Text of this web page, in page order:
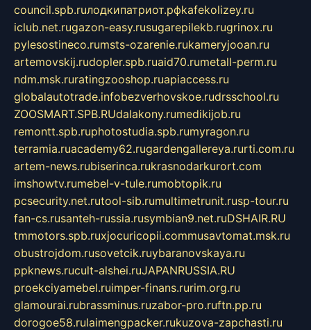
council.spb.ruлодкипатриот.рфkafekolizey.ru
iclub.net.rugazon-easy.rusugarepilekb.rugrinox.ru
pylesostineco.rumsts-ozarenie.rukameryjooan.ru
artemovskij.rudopler.spb.ruaid70.rumetall-perm.ru
ndm.msk.ruratingzooshop.ruapiaccess.ru
globalautotrade.infobezverhovskoe.rudrsschool.ru
ZOOSMART.SPB.RUdalakony.rumedikijob.ru
remontt.spb.ruphotostudia.spb.rumyragon.ru
terramia.ruacademy62.rugardengallereya.rurti.com.ru
artem-news.rubiserinca.rukrasnodarkurort.com
imshowtv.rumebel-v-tule.rumobtopik.ru
pcsecurity.net.rutool-sib.rumultimetrunit.rusp-tour.ru
fan-cs.rusanteh-russia.rusymbian9.net.ruDSHAIR.RU
tmmotors.spb.ruxjocuricopii.commusavtomat.msk.ru
obustrojdom.rusovetcik.ruybaranovskaya.ru
ppknews.rucult-alshei.ruJAPANRUSSIA.RU
proekciyamebel.ruimper-finans.rurim.org.ru
glamourai.rubrassminus.ruzabor-pro.ruftn.pp.ru
dorogoe58.rulaimengpacker.rukuzova-zapchasti.ru